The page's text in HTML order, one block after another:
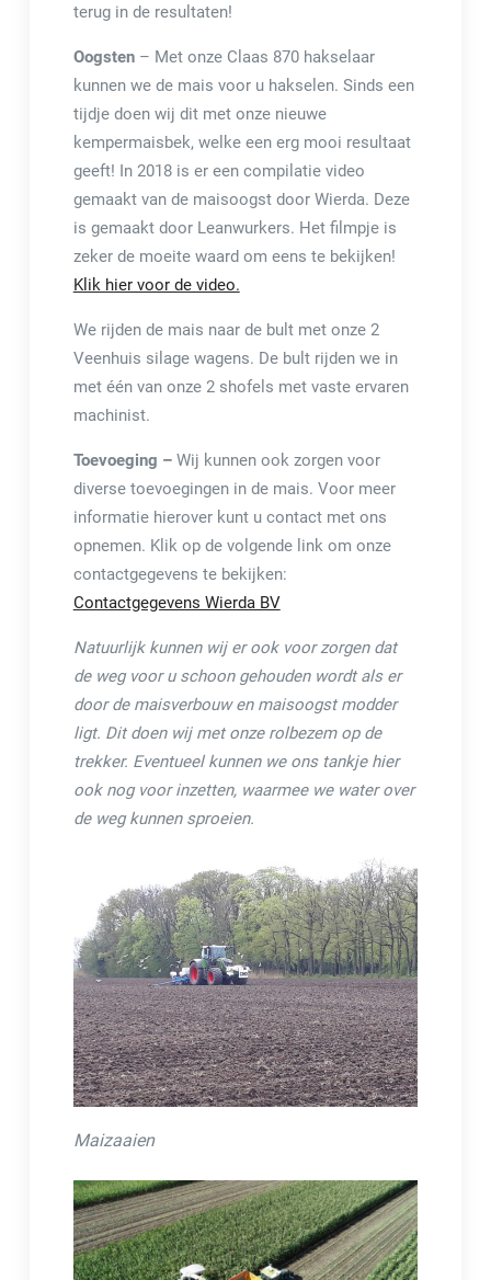
terug in de resultaten!
Oogsten– Met onze Claas 870 hakselaar
kunnen we de mais voor u hakselen. Sinds een
tijdje doen wij dit met onze nieuwe
kempermaisbek, welke een erg mooi resultaat
geeft! In 2018 is er een compilatie video
gemaakt van de maisoogst door Wierda. Deze
is gemaakt door Leanwurkers. Het filmpje is
zeker de moeite waard om eens te bekijken!
Klik hier voor de video.
We rijden de mais naar de bult met onze 2
Veenhuis silage wagens. De bult rijden we in
met één van onze 2 shofels met vaste ervaren
machinist.
Toevoeging – Wij kunnen ook zorgen voor
diverse toevoegingen in de mais. Voor meer
informatie hierover kunt u contact met ons
opnemen. Klik op de volgende link om onze
contactgegevens te bekijken:
Contactgegevens Wierda BV
Natuurlijk kunnen wij er ook voor zorgen dat
de weg voor u schoon gehouden wordt als er
door de maisverbouw en maisoogst modder
ligt. Dit doen wij met onze rolbezem op de
trekker. Eventueel kunnen we ons tankje hier
ook nog voor inzetten, waarmee we water over
de weg kunnen sproeien.
Maizaaien